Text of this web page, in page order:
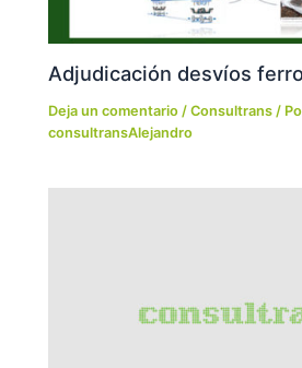
Adjudicación desvíos
Deja un comentario /Consultrans /
consultransAlejandro